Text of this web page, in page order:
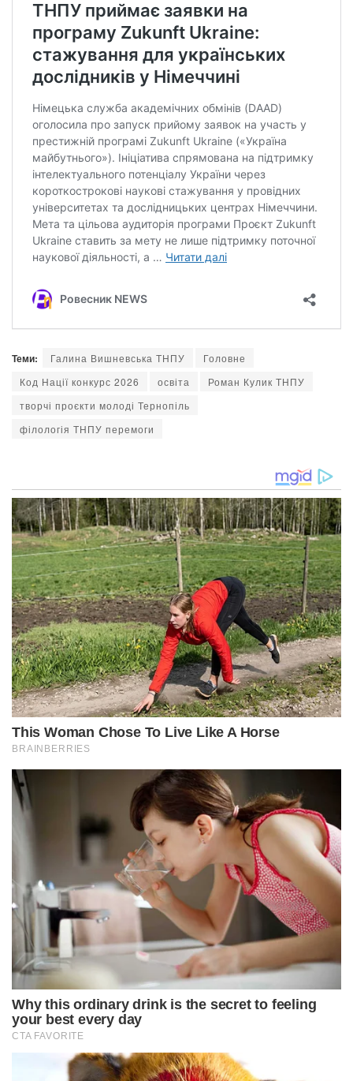
Теми: Галина Вишневська ТНПУ
Головне
Код Нації конкурс 2026
освіта
Роман Кулик ТНПУ
творчі проєкти молоді Тернопіль
філологія ТНПУ перемоги